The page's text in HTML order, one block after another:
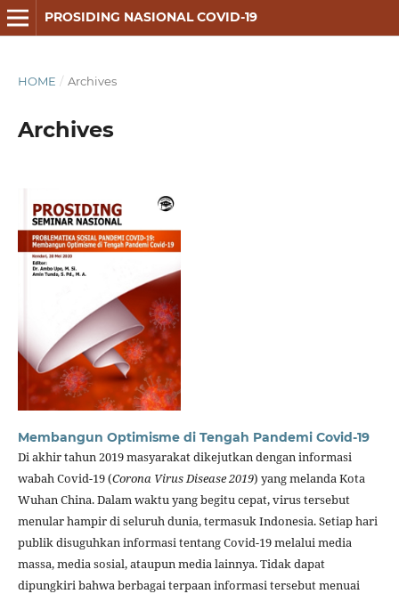
PROSIDING NASIONAL COVID-19
HOME / Archives
Archives
Membangun Optimisme di Tengah Pandemi Covid-19
Di akhir tahun 2019 masyarakat dikejutkan dengan informasi
wabah Covid-19 (Corona Virus Disease 2019) yang melanda Kota
Wuhan China. Dalam waktu yang begitu cepat, virus tersebut
menular hampir di seluruh dunia, termasuk Indonesia. Setiap hari
publik disuguhkan informasi tentang Covid-19 melalui media
massa, media sosial, ataupun media lainnya. Tidak dapat
dipungkiri bahwa berbagai terpaan informasi tersebut menuai